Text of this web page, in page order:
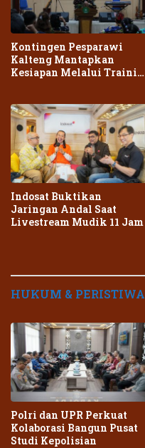
Kontingen Pesparawi
Kalteng Mantapkan
Kesiapan Melalui Training
Indosat Buktikan
Jaringan Andal Saat
Livestream Mudik 11 Jam
HUKUM & PERISTIWA
Polri dan UPR Perkuat
Kolaborasi Bangun Pusat
Studi Kepolisian